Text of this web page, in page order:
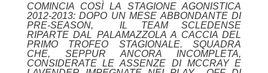
COMINCIA COSÌ LA STAGIONE AGONISTICA
2012-2013: DOPO UN MESE ABBONDANTE DI
PRE-SEASON, IL TEAM SCLEDENSE
RIPARTE DAL PALAMAZZOLA A CACCIA DEL
PRIMO TROFEO STAGIONALE. SQUADRA
CHE, SEPPUR ANCORA INCOMPLETA,
CONSIDERATE LE ASSENZE DI MCCRAY E